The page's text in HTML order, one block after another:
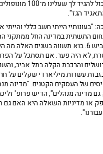
הגז".
"בעונותיי הייתי חשב כללי והייתי
וקטע 18 של כביש 6. בוא תשווה בשנים
לא היה פער. אם תסתכל על
והרכבת הקלה בתל אביב,
עשרות מיליארדי שקלים על
של העסקים הקטנים. "מדינה
מדינה מנהלים", הדיש פרופ'
או מדיניות השאלה היא האם גם